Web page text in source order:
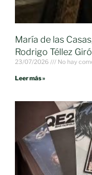
María de las
Rodrigo Téllez
23/07/2026 No hay
Leer más »